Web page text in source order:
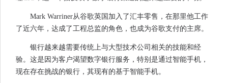
Mark Warriner从谷歌英国加入了汇丰零售，​​在那里他工作
了近六年，达成了工程总监的角色，也成为谷歌支付的主席。
银行越来越需要传统上与大型技术公司相关的技能和经
验。这是因为客户渴望数字银行服务，特别是通过智能手机，
现在存在挑战的银行，其现有的基于智能手机。